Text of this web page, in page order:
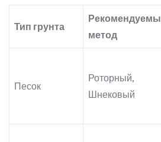
Тип грунта
метод
Песок
Роторный,
Шнековый